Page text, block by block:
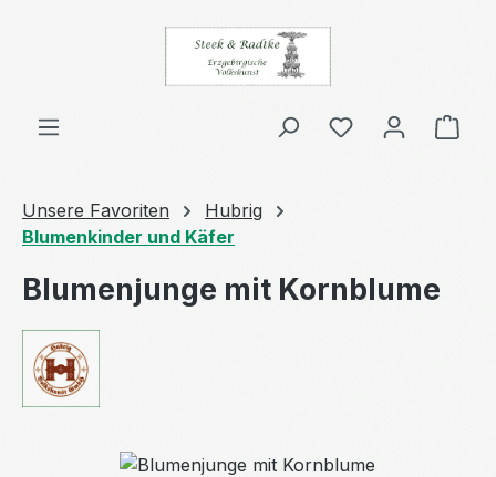
Zum Hauptinhalt springen
Unsere Favoriten
Hubrig
Blumenkinder und Käfer
Blumenjunge mit Kornblume
Bildergalerie überspringen